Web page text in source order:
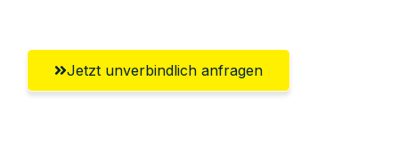
Jetzt unverbindlich anfragen